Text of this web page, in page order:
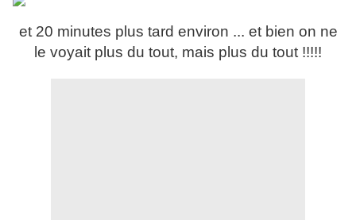
et 20 minutes plus tard environ ... et bien on ne
le voyait plus du tout, mais plus du tout !!!!!